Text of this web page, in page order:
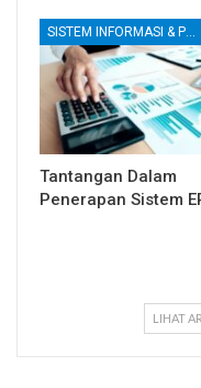
SISTEM INFORMASI & PENGENDALIAN INTERNAL
Tantangan Dalam
Penerapan Sistem
LIHAT